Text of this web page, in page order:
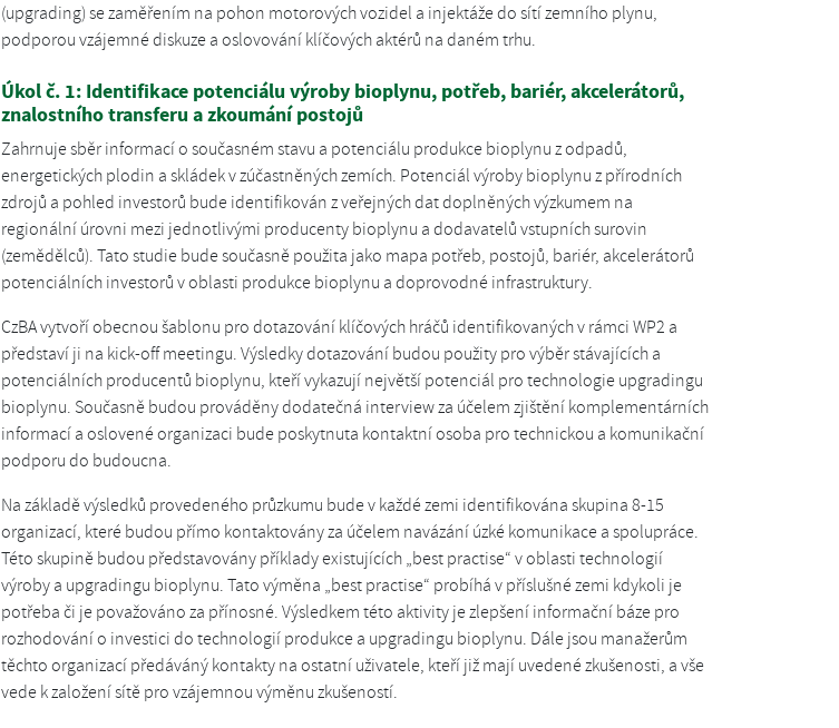
(upgrading) se zaměřením na pohon motorových vozidel a injektáže do sítí zemního plynu,
podporou vzájemné diskuze a oslovování klíčových aktérů na daném trhu.
Úkol č. 1: Identifikace potenciálu výroby bioplynu, potřeb, bariér, akcelerátorů,
znalostního transferu a zkoumání postojů
Zahrnuje sběr informací o současném stavu a potenciálu produkce bioplynu z odpadů,
energetických plodin a skládek v zúčastněných zemích. Potenciál výroby bioplynu z přírodních
zdrojů a pohled investorů bude identifikován z veřejných dat doplněných výzkumem na
regionální úrovni mezi jednotlivými producenty bioplynu a dodavatelů vstupních surovin
(zemědělců). Tato studie bude současně použita jako mapa potřeb, postojů, bariér, akcelerátorů
potenciálních investorů v oblasti produkce bioplynu a doprovodné infrastruktury.
CzBA vytvoří obecnou šablonu pro dotazování klíčových hráčů identifikovaných v rámci WP2 a
představí ji na kick-off meetingu. Výsledky dotazování budou použity pro výběr stávajících a
potenciálních producentů bioplynu, kteří vykazují největší potenciál pro technologie upgradingu
bioplynu. Současně budou prováděny dodatečná interview za účelem zjištění komplementárních
informací a oslovené organizaci bude poskytnuta kontaktní osoba pro technickou a komunikační
podporu do budoucna.
Na základě výsledků provedeného průzkumu bude v každé zemi identifikována skupina 8-15
organizací, které budou přímo kontaktovány za účelem navázání úzké komunikace a spolupráce.
Této skupině budou představovány příklady existujících „best practise“ v oblasti technologií
výroby a upgradingu bioplynu. Tato výměna „best practise“ probíhá v příslušné zemi kdykoli je
potřeba či je považováno za přínosné. Výsledkem této aktivity je zlepšení informační báze pro
rozhodování o investici do technologií produkce a upgradingu bioplynu. Dále jsou manažerům
těchto organizací předáváný kontakty na ostatní uživatele, kteří již mají uvedené zkušenosti, a vše
vede k založení sítě pro vzájemnou výměnu zkušeností.